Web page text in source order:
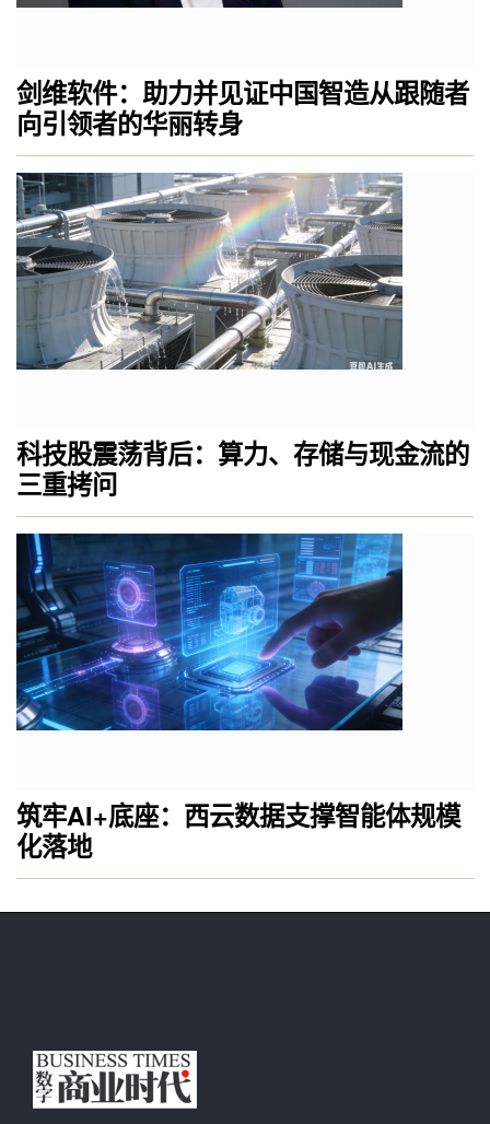
剑维软件：助力并见证中国智造从跟随者
向引领者的华丽转身
科技股震荡背后：算力、存储与现金流的
三重拷问
筑牢AI+底座：西云数据支撑智能体规模
化落地